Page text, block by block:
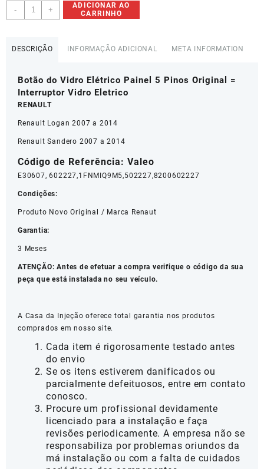
-
Botão
Vidro
Renault
Logan
Pinos
-
E30607
quantidade
+
ADICIONAR AO
CARRINHO
DESCRIÇÃO INFORMAÇÃO ADICIONAL META INFORMATION
Botão do Vidro Elétrico Painel 5 Pinos Original =
Interruptor Vidro Eletrico
RENAULT
Renault Logan 2007 a 2014
Renault Sandero 2007 a 2014
Código de Referência: Valeo
E30607, 602227,1FNMIQ9M5,502227,8200602227
Condições:
Produto Novo Original / Marca Renaut
Garantia:
3 Meses
ATENÇÃO: Antes de efetuar a compra verifique o código da sua
peça que está instalada no seu veículo.
A Casa da Injeção oferece total garantia nos produtos
comprados em nosso site.
Cada item é rigorosamente testado antes
do envio
Se os itens estiverem danificados ou
parcialmente defeituosos, entre em contato
conosco.
Procure um profissional devidamente
licenciado para a instalação e faça
revisões periodicamente. A empresa não se
responsabiliza por problemas oriundos da
má instalação ou com a falta de cuidados